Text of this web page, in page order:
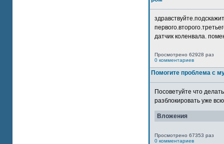
датчик коленвала.
Просмотрено 62928 раз
0 комментариев
Помогите проблема с
Посоветуйте что
разблокировать уже
Вложения
Просмотрено 67353 раз
0 комментариев